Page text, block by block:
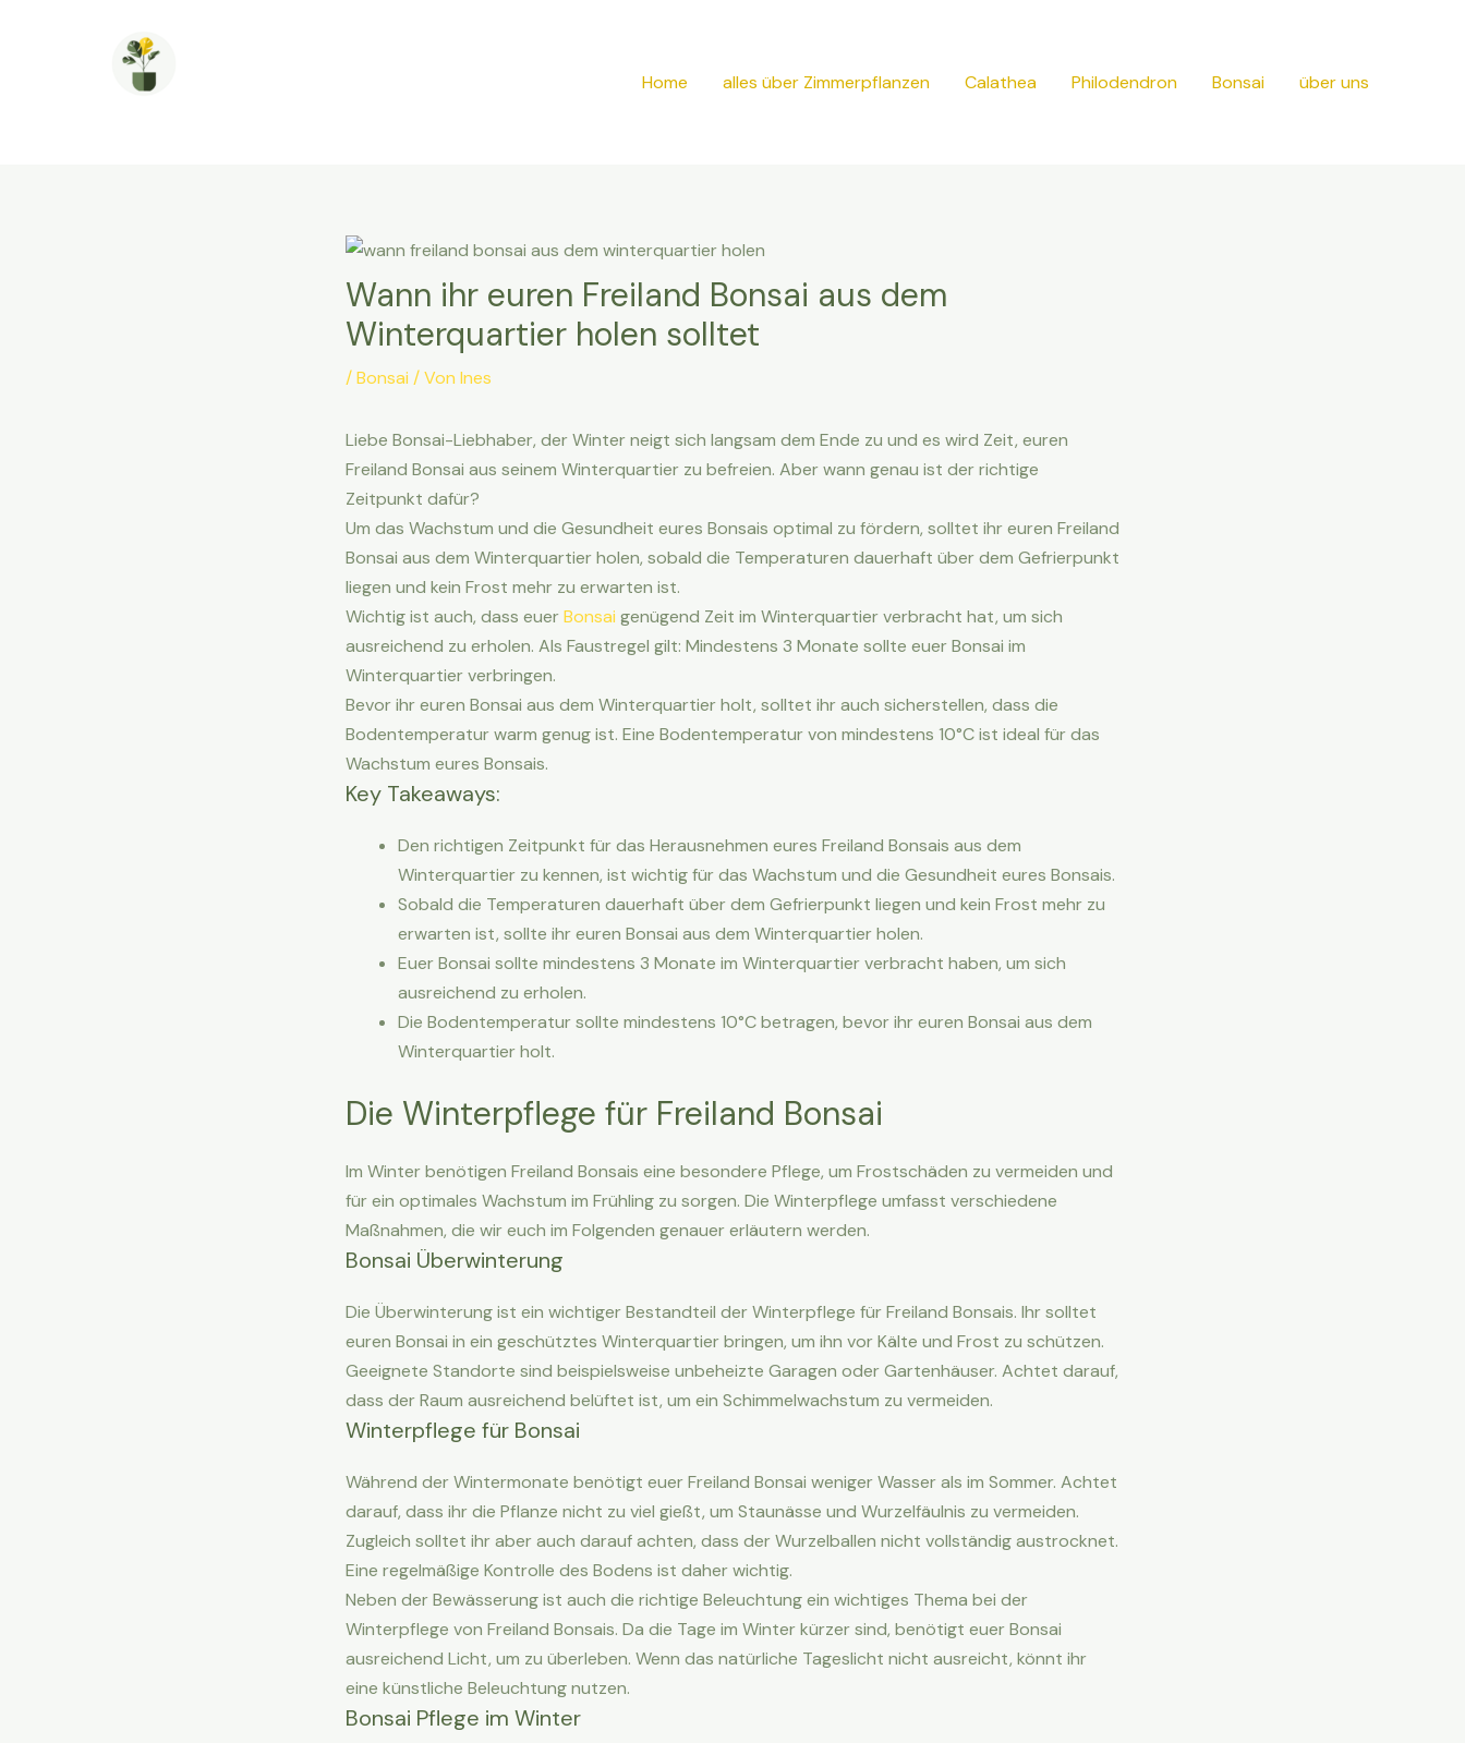
Home alles über Zimmerpflanzen Calathea Philodendron Bonsai über uns
Wann ihr euren Freiland Bonsai aus dem
Winterquartier holen solltet
/Bonsai / Von Ines
Liebe Bonsai-Liebhaber, der Winter neigt sich langsam dem Ende zu und es wird Zeit, euren
Freiland Bonsai aus seinem Winterquartier zu befreien. Aber wann genau ist der richtige
Zeitpunkt dafür?
Um das Wachstum und die Gesundheit eures Bonsais optimal zu fördern, solltet ihr euren Freiland
Bonsai aus dem Winterquartier holen, sobald die Temperaturen dauerhaft über dem Gefrierpunkt
liegen und kein Frost mehr zu erwarten ist.
Wichtig ist auch, dass euerBonsai genügend Zeit im Winterquartier verbracht hat, um sich
ausreichend zu erholen. Als Faustregel gilt: Mindestens 3 Monate sollte euer Bonsai im
Winterquartier verbringen.
Bevor ihr euren Bonsai aus dem Winterquartier holt, solltet ihr auch sicherstellen, dass die
Bodentemperatur warm genug ist. Eine Bodentemperatur von mindestens 10°C ist ideal für das
Wachstum eures Bonsais.
Key Takeaways:
Den richtigen Zeitpunkt für das Herausnehmen eures Freiland Bonsais aus dem
Winterquartier zu kennen, ist wichtig für das Wachstum und die Gesundheit eures Bonsais.
Sobald die Temperaturen dauerhaft über dem Gefrierpunkt liegen und kein Frost mehr zu
erwarten ist, sollte ihr euren Bonsai aus dem Winterquartier holen.
Euer Bonsai sollte mindestens 3 Monate im Winterquartier verbracht haben, um sich
ausreichend zu erholen.
Die Bodentemperatur sollte mindestens 10°C betragen, bevor ihr euren Bonsai aus dem
Winterquartier holt.
Die Winterpflege für Freiland Bonsai
Im Winter benötigen Freiland Bonsais eine besondere Pflege, um Frostschäden zu vermeiden und
für ein optimales Wachstum im Frühling zu sorgen. Die Winterpflege umfasst verschiedene
Maßnahmen, die wir euch im Folgenden genauer erläutern werden.
Bonsai Überwinterung
Die Überwinterung ist ein wichtiger Bestandteil der Winterpflege für Freiland Bonsais. Ihr solltet
euren Bonsai in ein geschütztes Winterquartier bringen, um ihn vor Kälte und Frost zu schützen.
Geeignete Standorte sind beispielsweise unbeheizte Garagen oder Gartenhäuser. Achtet darauf,
dass der Raum ausreichend belüftet ist, um ein Schimmelwachstum zu vermeiden.
Winterpflege für Bonsai
Während der Wintermonate benötigt euer Freiland Bonsai weniger Wasser als im Sommer. Achtet
darauf, dass ihr die Pflanze nicht zu viel gießt, um Staunässe und Wurzelfäulnis zu vermeiden.
Zugleich solltet ihr aber auch darauf achten, dass der Wurzelballen nicht vollständig austrocknet.
Eine regelmäßige Kontrolle des Bodens ist daher wichtig.
Neben der Bewässerung ist auch die richtige Beleuchtung ein wichtiges Thema bei der
Winterpflege von Freiland Bonsais. Da die Tage im Winter kürzer sind, benötigt euer Bonsai
ausreichend Licht, um zu überleben. Wenn das natürliche Tageslicht nicht ausreicht, könnt ihr
eine künstliche Beleuchtung nutzen.
Bonsai Pflege im Winter